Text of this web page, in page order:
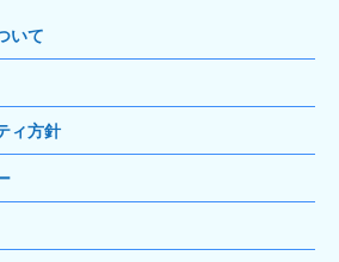
いて
ィ方針